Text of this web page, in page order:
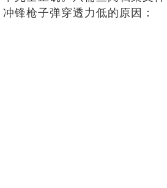
冲锋枪子弹穿透力低的原因：